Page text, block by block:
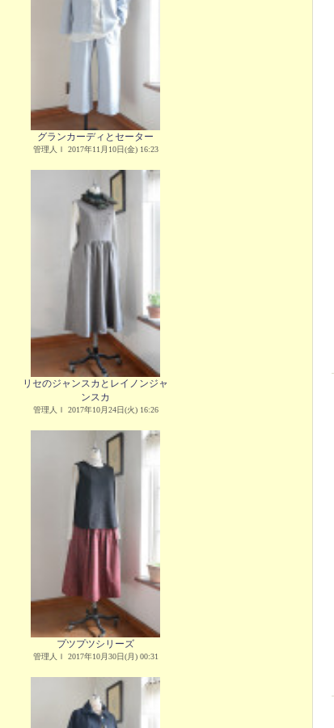
グランカーディとセーター
管理人Ｉ 2017年11月10日(金) 16:23
リセのジャンスカとレイノンジャ
ンスカ
管理人Ｉ 2017年10月24日(火) 16:26
プツプツシリーズ
管理人Ｉ 2017年10月30日(月) 00:31